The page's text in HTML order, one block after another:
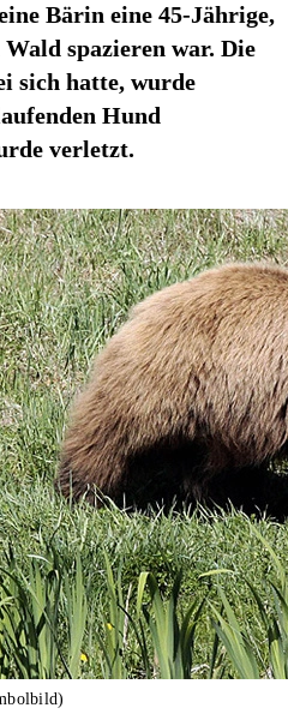
Bärin eine 45-Jährige,
spazieren war. Die
sich hatte, wurde
Hund
verletzt.